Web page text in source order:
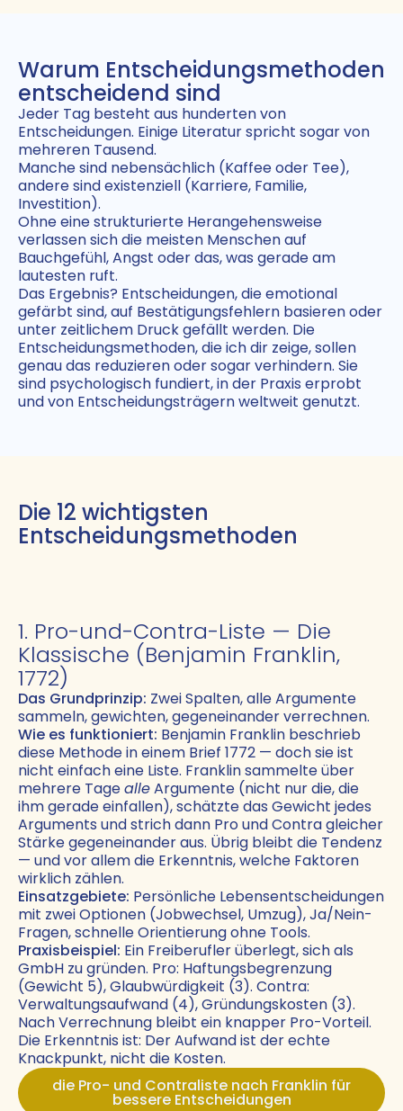
Warum Entscheidungsmethoden
entscheidend sind
Jeder Tag besteht aus hunderten von
Entscheidungen. Einige Literatur spricht sogar von
mehreren Tausend.
Manche sind nebensächlich (Kaffee oder Tee),
andere sind existenziell (Karriere, Familie,
Investition).
Ohne eine strukturierte Herangehensweise
verlassen sich die meisten Menschen auf
Bauchgefühl, Angst oder das, was gerade am
lautesten ruft.
Das Ergebnis? Entscheidungen, die emotional
gefärbt sind, auf Bestätigungsfehlern basieren oder
unter zeitlichem Druck gefällt werden. Die
Entscheidungsmethoden, die ich dir zeige, sollen
genau das reduzieren oder sogar verhindern. Sie
sind psychologisch fundiert, in der Praxis erprobt
und von Entscheidungsträgern weltweit genutzt.
Die 12 wichtigsten
Entscheidungsmethoden
1. Pro-und-Contra-Liste — Die
Klassische (Benjamin Franklin,
1772)
Das Grundprinzip: Zwei Spalten, alle Argumente
sammeln, gewichten, gegeneinander verrechnen.
Wie es funktioniert: Benjamin Franklin beschrieb
diese Methode in einem Brief 1772 — doch sie ist
nicht einfach eine Liste. Franklin sammelte über
mehrere TagealleArgumente (nicht nur die, die
ihm gerade einfallen), schätzte das Gewicht jedes
Arguments und strich dann Pro und Contra gleicher
Stärke gegeneinander aus. Übrig bleibt die Tendenz
— und vor allem die Erkenntnis, welche Faktoren
wirklich zählen.
Einsatzgebiete: Persönliche Lebensentscheidungen
mit zwei Optionen (Jobwechsel, Umzug), Ja/Nein-
Fragen, schnelle Orientierung ohne Tools.
Praxisbeispiel: Ein Freiberufler überlegt, sich als
GmbH zu gründen. Pro: Haftungsbegrenzung
(Gewicht 5), Glaubwürdigkeit (3). Contra:
Verwaltungsaufwand (4), Gründungskosten (3).
Nach Verrechnung bleibt ein knapper Pro-Vorteil.
Die Erkenntnis ist: Der Aufwand ist der echte
Knackpunkt, nicht die Kosten.
die Pro- und Contraliste nach Franklin für
bessere Entscheidungen